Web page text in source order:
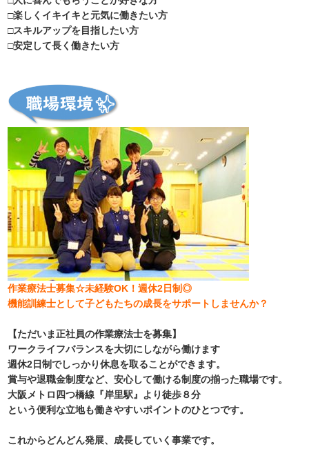
□楽しくイキイキと元気に働きたい方
□スキルアップを目指したい方
□安定して長く働きたい方
作業療法士募集☆未経験OK！週休2日制◎
機能訓練士として子どもたちの成長をサポートしませんか？
【ただいま正社員の作業療法士を募集】
ワークライフバランスを大切にしながら働けます
週休2日制でしっかり休息を取ることができます。
賞与や退職金制度など、安心して働ける制度の揃った職場です。
大阪メトロ四つ橋線『岸里駅』より徒歩８分
という便利な立地も働きやすいポイントのひとつです。
これからどんどん発展、成長していく事業です。